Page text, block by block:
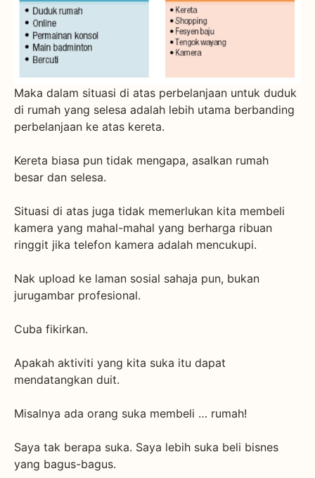
Maka dalam situasi di atas perbelanjaan untuk duduk
di rumah yang selesa adalah lebih utama berbanding
perbelanjaan ke atas kereta.
Kereta biasa pun tidak mengapa, asalkan rumah
besar dan selesa.
Situasi di atas juga tidak memerlukan kita membeli
kamera yang mahal-mahal yang berharga ribuan
ringgit jika telefon kamera adalah mencukupi.
Nak upload ke laman sosial sahaja pun, bukan
jurugambar profesional.
Cuba fikirkan.
Apakah aktiviti yang kita suka itu dapat
mendatangkan duit.
Misalnya ada orang suka membeli … rumah!
Saya tak berapa suka. Saya lebih suka beli bisnes
yang bagus-bagus.